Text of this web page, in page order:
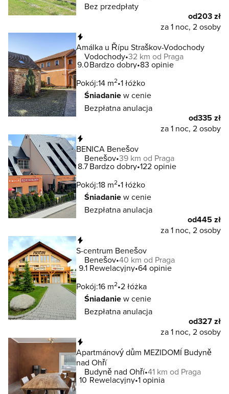
Bez przedpłaty
od203 zł
za 1 noc, 2 osoby
Amálka u Řípu Straškov-Vodochody
Vodochody 32 km od Praga
9.0Bardzo dobry 83 opinie
Pokój:14 m2 1 łóżko
Śniadaniew cenie
Bezpłatna anulacja
od335 zł
za 1 noc, 2 osoby
BENICA Benešov
Benešov 39 km od Praga
8.7Bardzo dobry 122 opinie
Pokój:18 m2 1 łóżko
Śniadaniew cenie
Bezpłatna anulacja
od445 zł
za 1 noc, 2 osoby
S-centrum Benešov
Benešov 40 km od Praga
9.1 Rewelacyjny 64 opinie
Pokój:16 m2 2 łóżka
Śniadaniew cenie
Bezpłatna anulacja
od327 zł
za 1 noc, 2 osoby
Apartmánový dům MEZIDOMÍ Budyně
nad Ohří
Budyně nad Ohří 41 km od Praga
10 Rewelacyjny 1 opinia